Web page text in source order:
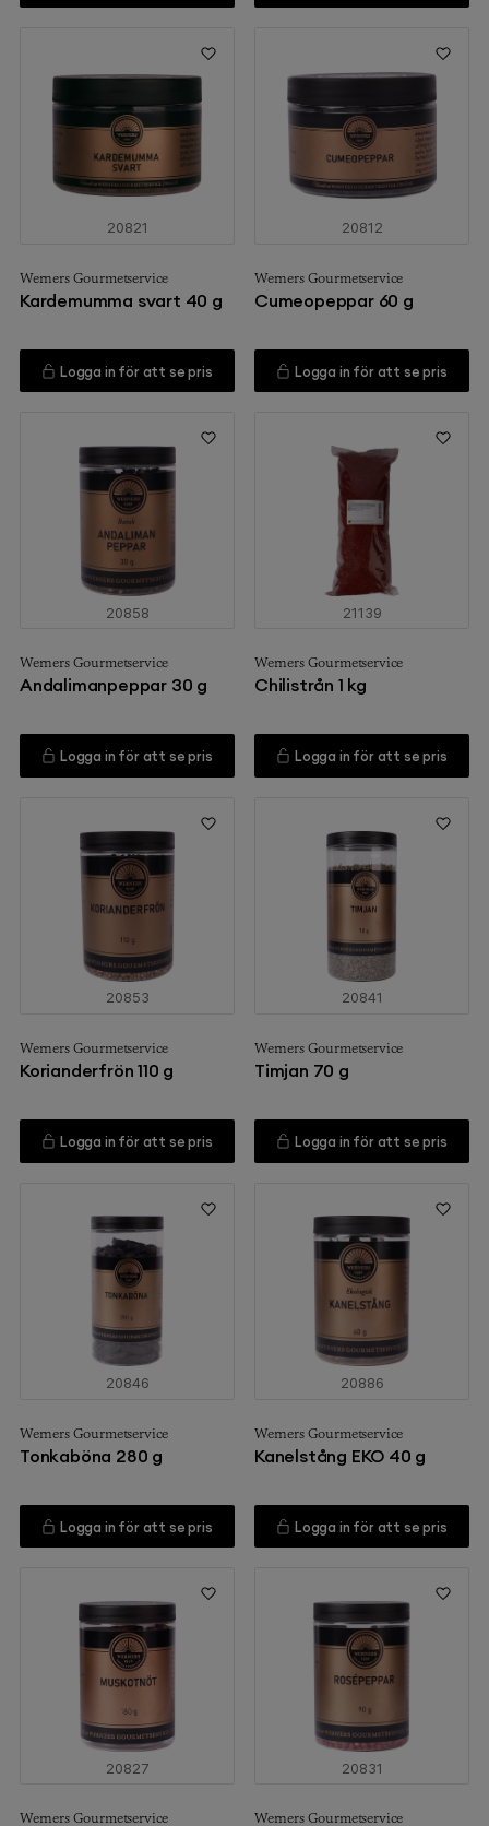
20821
Werners Gourmetservice
Kardemumma svart 40 g
Logga in för att se pris
20812
Werners Gourmetservice
Cumeopeppar 60 g
Logga in för att se pris
20858
Werners Gourmetservice
Andalimanpeppar 30 g
Logga in för att se pris
21139
Werners Gourmetservice
Chilistrån 1 kg
Logga in för att se pris
20853
Werners Gourmetservice
Korianderfrön 110 g
Logga in för att se pris
20841
Werners Gourmetservice
Timjan 70 g
Logga in för att se pris
20846
Werners Gourmetservice
Tonkaböna 280 g
Logga in för att se pris
20886
Werners Gourmetservice
Kanelstång EKO 40 g
Logga in för att se pris
20827
Werners Gourmetservice
20831
Werners Gourmetservice